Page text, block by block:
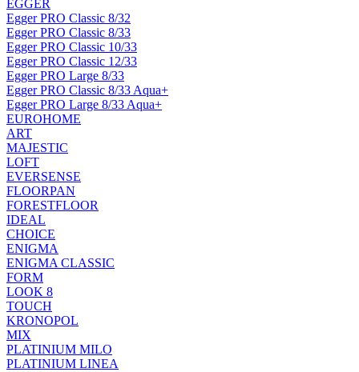
EGGER
Egger PRO Classic 8/32
Egger PRO Classic 8/33
Egger PRO Classic 10/33
Egger PRO Classic 12/33
Egger PRO Large 8/33
Egger PRO Classic 8/33 Aqua+
Egger PRO Large 8/33 Aqua+
EUROHOME
ART
MAJESTIC
LOFT
EVERSENSE
FLOORPAN
FORESTFLOOR
IDEAL
CHOICE
ENIGMA
ENIGMA CLASSIC
FORM
LOOK 8
TOUCH
KRONOPOL
MIX
PLATINIUM MILO
PLATINIUM LINEA